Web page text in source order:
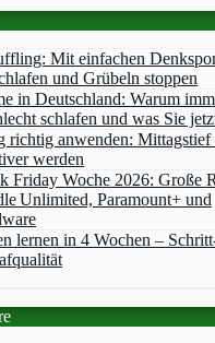
Mit einfachen
und Grübeln stoppen
in Deutschland: Warum
schlafen und was Sie
richtig anwenden:
werden
Friday Woche 2026: Große
Unlimited, Paramount+ und
lernen in 4 Wochen –